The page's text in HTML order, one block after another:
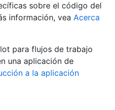
sobre el código del
información, vea Acerca
para flujos de trabajo
una aplicación de
a la aplicación